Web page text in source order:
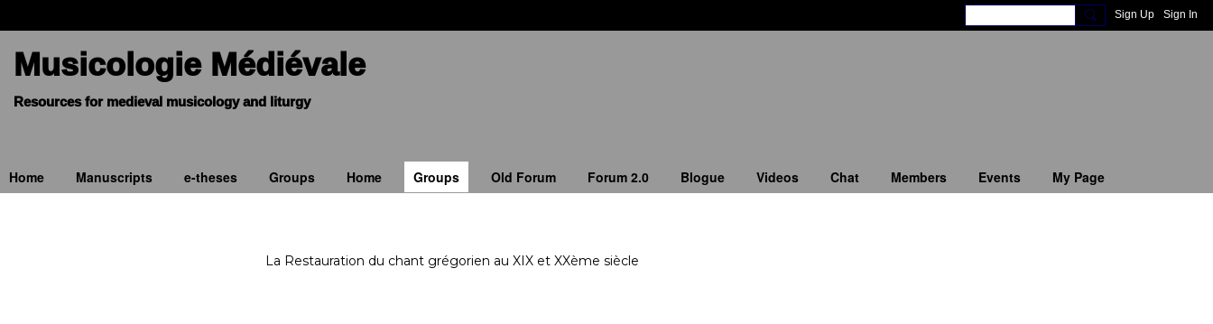
Sign Up Sign In
Musicologie Médiévale
Home Manuscripts e-theses Groups Home Groups Old Forum Forum 2.0 Blogue Videos Chat Members Events My Page
La Restauration du chant grégorien au XIX et XXème siècle